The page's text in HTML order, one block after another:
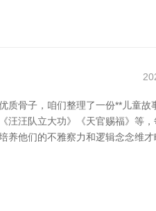
质骨子，咱们整理了一份**儿童故
汪汪队立大功》《天官赐福》等，
养他们的不雅察力和逻辑念念维